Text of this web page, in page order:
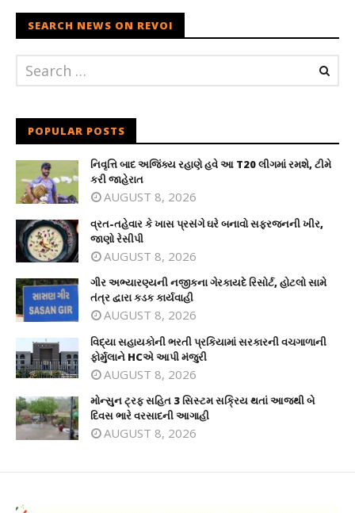
SEARCH NEWS ON REVOI
POPULAR POSTS
નિવૃત્તિ બાદ અજિંક્ય રહાણે હવે આ T20 લીગમાં રમશે, ટીમે
કરી જાહેરાત
AUGUST 8, 2026
વ્રત-તહેવાર કે ખાસ પ્રસંગે ઘરે બનાવો સફરજનની ખીર,
જાણો રેસીપી
AUGUST 8, 2026
ગીર અભ્યારણ્યની નજીકના ગેરકાયદે રિસોર્ટ, હોટલો સામે
તંત્ર દ્વારા કડક કાર્યવાહી
AUGUST 8, 2026
વિદ્યા સહાયકોની ભરતી પ્રકિયામાં સરકારની વચગાળાની
ફોર્મુલાને HCએ આપી મંજુરી
AUGUST 8, 2026
મોન્સુન ટ્રફ સહિત 3 સિસ્ટમ સક્રિય થતાં આજથી બે
દિવસ ભારે વરસાદની આગાહી
AUGUST 8, 2026